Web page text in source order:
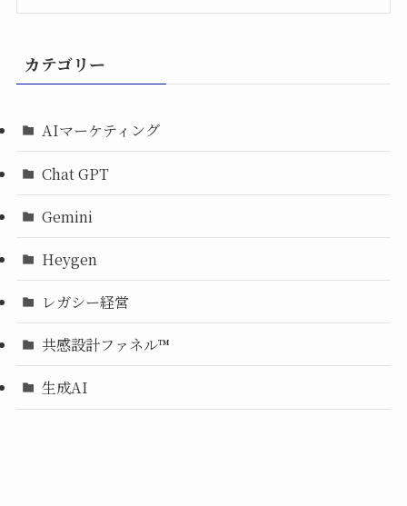
カテゴリー
AIマーケティング
Chat GPT
Gemini
Heygen
レガシー経営
共感設計ファネル™︎
生成AI